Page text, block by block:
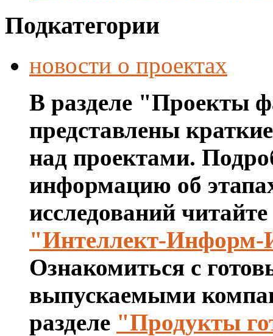
Подкатегории
новости о проектах
В разделе "Проекты
представлены
над проектами.
информацию об
исследований
"Интеллект-Информ-
Ознакомиться с
выпускаемыми
разделе "Продукты